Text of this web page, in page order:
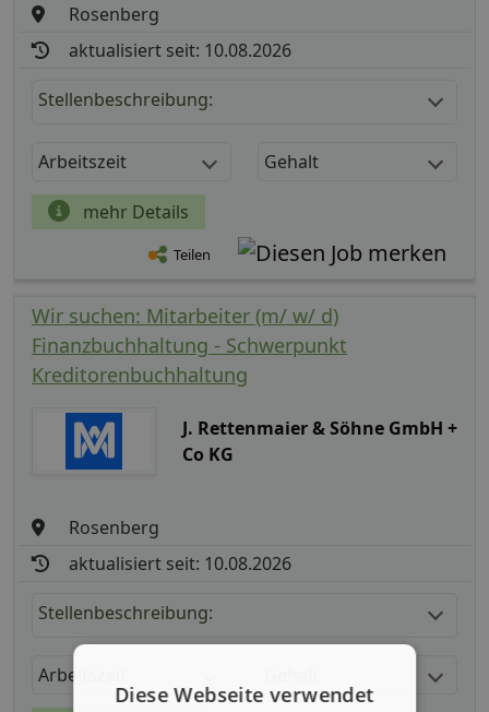
Rosenberg
aktualisiert seit: 10.08.2026
Stellenbeschreibung:
Arbeitszeit Gehalt
mehr Details
Teilen
Wir suchen: Mitarbeiter (m/ w/ d)
Finanzbuchhaltung - Schwerpunkt
Kreditorenbuchhaltung
J. Rettenmaier & Söhne GmbH +
Co KG
Rosenberg
aktualisiert seit: 10.08.2026
Stellenbeschreibung:
Arbeitszeit
Diese Webseite verwendet